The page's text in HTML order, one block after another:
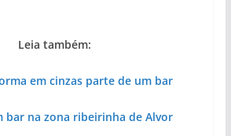
Leia também:
em cinzas parte de um bar
bar na zona ribeirinha de Alvor